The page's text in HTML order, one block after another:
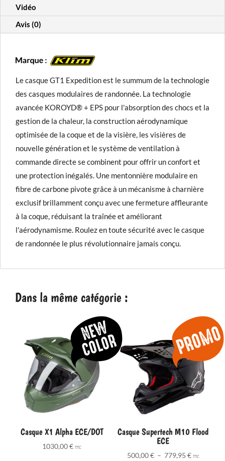
Vidéo
Avis (0)
Le casque GT1 Expedition est le summum de la technologie
des casques modulaires de randonnée. La technologie
avancée KOROYD® + EPS pour l'absorption des chocs et la
gestion de la chaleur, la construction aérodynamique
optimisée de la coque et de la visière, les visières de
nouvelle génération et le système de ventilation à
commande directe se combinent pour offrir un confort et
une protection inégalés. Une mentonnière modulaire en
fibre de carbone pivote grâce à un mécanisme à charnière
exclusif brillamment conçu avec une fermeture affleurante
à la coque, réduisant la traînée et améliorant
l'aérodynamisme. Roulez en toute sécurité avec le casque
de randonnée le plus révolutionnaire jamais conçu.
Dans la même catégorie :
Casque X1 Alpha ECE/DOT
1030,00€ TTC
Casque Supertech M10 Flood
ECE
500,00€ – 779,95 €Plage
TTC